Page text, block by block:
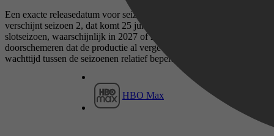
HBO Max
Een exacte releasedatum voor seizoen 3 is nog niet bekend. Eerst
verschijnt seizoen 2, dat komt 25 juni. Pas daarna volgt het
slotseizoen, waarschijnlijk in 2027 of 2028. Netflix heeft wel laten
doorschemeren dat de productie al vergevorderd is, waardoor de
wachttijd tussen de seizoenen relatief beperkt zou moeten blijven.